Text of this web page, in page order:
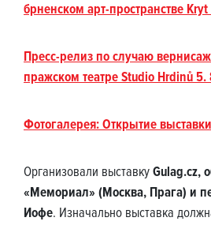
брненском арт-пространстве
Пресс-релиз по случаю
пражском театре Studio Hrdinů
Фотогалерея: Открытие
Организовали выставкуGulag.cz,
«Мемориал» (Москва, Прага) и
Иофе. Изначально выставка